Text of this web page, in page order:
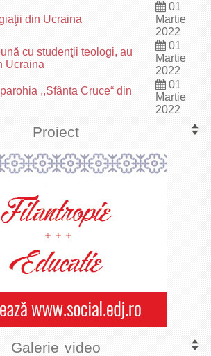
din Ucraina
01
Martie
2022
cu studenţii teologi, au
Ucraina
01
Martie
2022
,,Sfânta Cruce“ din
01
Martie
2022
Proiect
Galerie video